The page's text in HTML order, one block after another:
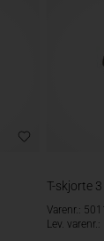
T-skjorte
Varenr.:
Lev. varenr.: